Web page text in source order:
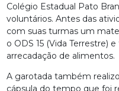
Colégio Estadual Pato
voluntários. Antes das
com suas turmas um
o ODS 15 (Vida Terrestre)
arrecadação de alimentos.
A garotada também
cápsula do tempo que foi